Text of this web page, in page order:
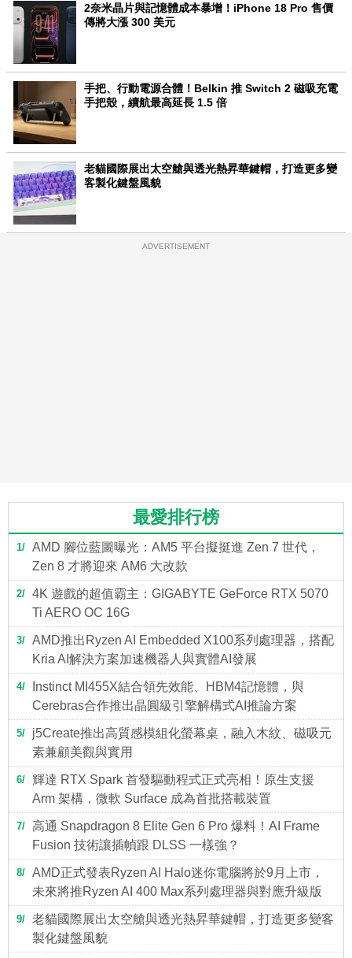
2奈米晶片與記憶體成本暴增！iPhone 18 Pro 售價
傳將大漲 300 美元
手把、行動電源合體！Belkin 推 Switch 2 磁吸充電
手把殼，續航最高延長 1.5 倍
老貓國際展出太空艙與透光熱昇華鍵帽，打造更多變
客製化鍵盤風貌
ADVERTISEMENT
最愛排行榜
1
AMD 腳位藍圖曝光：AM5 平台擬挺進 Zen 7 世代，
Zen 8 才將迎來 AM6 大改款
2
4K 遊戲的超值霸主：GIGABYTE GeForce RTX 5070
Ti AERO OC 16G
3
AMD推出Ryzen AI Embedded X100系列處理器，搭配
Kria AI解決方案加速機器人與實體AI發展
4
Instinct MI455X結合領先效能、HBM4記憶體，與
Cerebras合作推出晶圓級引擎解構式AI推論方案
5
j5Create推出高質感模組化螢幕桌，融入木紋、磁吸元
素兼顧美觀與實用
6
輝達 RTX Spark 首發驅動程式正式亮相！原生支援
Arm 架構，微軟 Surface 成為首批搭載裝置
7
高通 Snapdragon 8 Elite Gen 6 Pro 爆料！AI Frame
Fusion 技術讓插幀跟 DLSS 一樣強？
8
AMD正式發表Ryzen AI Halo迷你電腦將於9月上市，
未來將推Ryzen AI 400 Max系列處理器與對應升級版
9
老貓國際展出太空艙與透光熱昇華鍵帽，打造更多變客
製化鍵盤風貌